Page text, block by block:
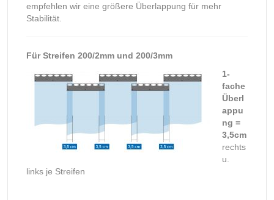
empfehlen wir eine größere Überlappung für mehr
Stabilität.
Für Streifen 200/2mm und 200/3mm
1-
fache
Überl
appu
ng =
3,5cm
rechts
u.
links je Streifen